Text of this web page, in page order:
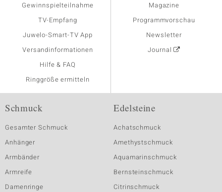
Gewinnspielteilnahme
TV-Empfang
Juwelo-Smart-TV App
Versandinformationen
Hilfe & FAQ
Ringgröße ermitteln
Magazine
Programmvorschau
Newsletter
Journal
Schmuck
Gesamter Schmuck
Anhänger
Armbänder
Armreife
Damenringe
Edelsteine
Achatschmuck
Amethystschmuck
Aquamarinschmuck
Bernsteinschmuck
Citrinschmuck